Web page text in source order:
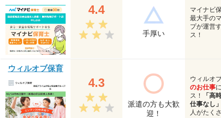
4.4
手厚い
マイナビ
最大手の
プが運営
ス！
ウィルオブ保育
4.3
派遣の方も大歓
迎！
ウィルオ
のお仕事
ス！
「高
仕事なし
人がたく